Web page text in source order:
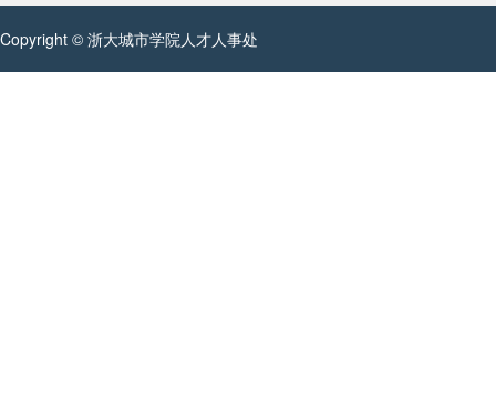
Copyright © 浙大城市学院人才人事处